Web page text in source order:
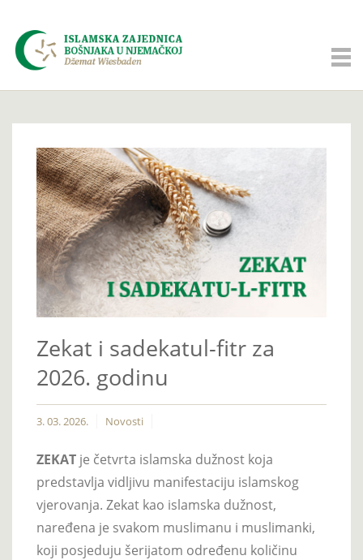
Zekat i sadekatul-fitr za
2026. godinu
3. 03. 2026. Novosti
ZEKAT je četvrta islamska dužnost koja
predstavlja vidljivu manifestaciju islamskog
vjerovanja. Zekat kao islamska dužnost,
naređena je svakom muslimanu i muslimanki,
koji posjeduju šerijatom određenu količinu